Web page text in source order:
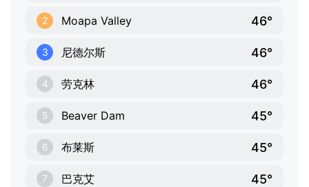
2 Moapa Valley 46°
3 尼德尔斯 46°
4 劳克林 46°
5 Beaver Dam 45°
6 布莱斯 45°
7 巴克艾 45°